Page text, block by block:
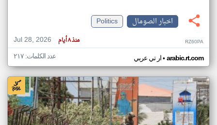
اخبار الصومال
Politics
Jul 28, 2026
منذ ٨ أيام RZ60PA
ار تي عربي• arabic.rt.com عدد الكلمات: ٢١٧